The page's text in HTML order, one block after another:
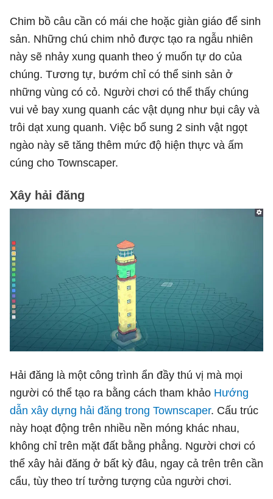
Chim bồ câu cần có mái che hoặc giàn giáo để sinh
sản. Những chú chim nhỏ được tạo ra ngẫu nhiên
này sẽ nhảy xung quanh theo ý muốn tự do của
chúng. Tương tự, bướm chỉ có thể sinh sản ở
những vùng có cỏ. Người chơi có thể thấy chúng
vui vẻ bay xung quanh các vật dụng như bụi cây và
trôi dạt xung quanh. Việc bổ sung 2 sinh vật ngọt
ngào này sẽ tăng thêm mức độ hiện thực và ấm
cúng cho Townscaper.
Xây hải đăng
Hải đăng là một công trình ẩn đầy thú vị mà mọi
người có thể tạo ra bằng cách tham khảo Hướng
dẫn xây dựng hải đăng trong Townscaper. Cấu trúc
này hoạt động trên nhiều nền móng khác nhau,
không chỉ trên mặt đất bằng phẳng. Người chơi có
thể xây hải đăng ở bất kỳ đâu, ngay cả trên trên cần
cẩu, tùy theo trí tưởng tượng của người chơi.